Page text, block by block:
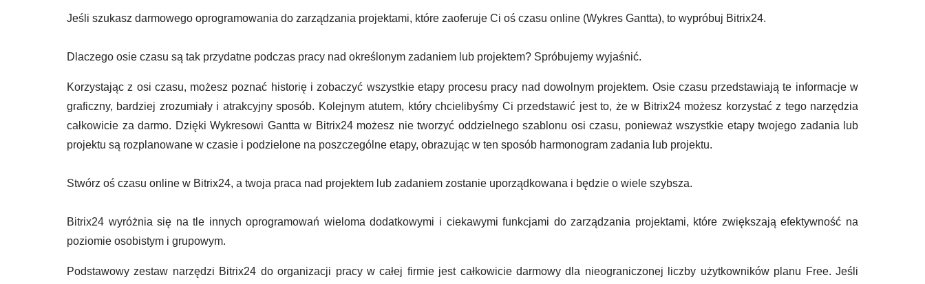
Jeśli szukasz darmowego oprogramowania do zarządzania projektami, które zaoferuje Ci oś czasu online (Wykres Gantta), to wypróbuj Bitrix24.
Dlaczego osie czasu są tak przydatne podczas pracy nad określonym zadaniem lub projektem? Spróbujemy wyjaśnić.
Korzystając z osi czasu, możesz poznać historię i zobaczyć wszystkie etapy procesu pracy nad dowolnym projektem. Osie czasu przedstawiają te informacje w
graficzny, bardziej zrozumiały i atrakcyjny sposób. Kolejnym atutem, który chcielibyśmy Ci przedstawić jest to, że w Bitrix24 możesz korzystać z tego narzędzia
całkowicie za darmo. Dzięki Wykresowi Gantta w Bitrix24 możesz nie tworzyć oddzielnego szablonu osi czasu, ponieważ wszystkie etapy twojego zadania lub
projektu są rozplanowane w czasie i podzielone na poszczególne etapy, obrazując w ten sposób harmonogram zadania lub projektu.
Stwórz oś czasu online w Bitrix24, a twoja praca nad projektem lub zadaniem zostanie uporządkowana i będzie o wiele szybsza.
Bitrix24 wyróżnia się na tle innych oprogramowań wieloma dodatkowymi i ciekawymi funkcjami do zarządzania projektami, które zwiększają efektywność na
poziomie osobistym i grupowym.
Podstawowy zestaw narzędzi Bitrix24 do organizacji pracy w całej firmie jest całkowicie darmowy dla nieograniczonej liczby użytkowników planu Free. Jeśli